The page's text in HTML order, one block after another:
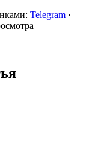
Telegram ·